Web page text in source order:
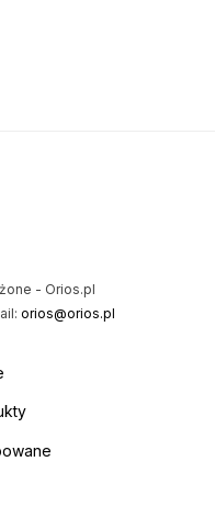
- Orios.pl
orios@orios.pl